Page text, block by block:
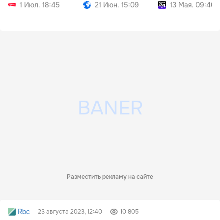
1 Июл. 18:45
21 Июн. 15:09
13 Мая. 09:40
Разместить рекламу на сайте
Rbc 23 августа 2023, 12:40 10 805